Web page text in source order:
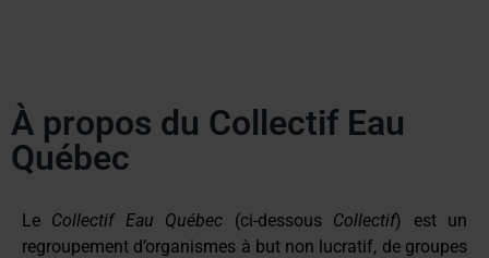
À propos du Collectif Eau
Québec
Le Collectif Eau Québec (ci-dessousCollectif) est un
regroupement d’organismes à but non lucratif, de groupes